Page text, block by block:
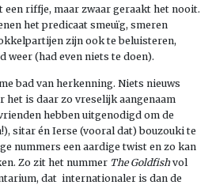
riffje, maar zwaar geraakt het nooit.
het predicaat smeuïg, smeren
zijn ook te beluisteren,
weer (had even niets te doen).
bad van herkenning. Niets nieuws
het is daar zo vreselijk aangenaam
hebben uitgenodigd om de
sitar én Ierse (vooral dat) bouzouki te
nummers een aardige twist en zo kan
Zo zit het nummer The Goldfishvol
dat internationaler is dan de